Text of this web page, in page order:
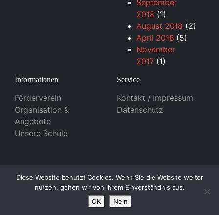
September
2018 (1)
August 2018 (2)
April 2018 (5)
November
2017 (1)
Informationen
Förderverein
Organisation &
Angebote
Unsere Schule
Service
Kontakt / Impressum
Datenschutz
© 2026 - Otfried-Preußler Schule in Dillenburg Design
Dupp GmbH
Diese Website benutzt Cookies. Wenn Sie die Website weiter
nutzen, gehen wir von ihrem Einverständnis aus.
OK
Nein